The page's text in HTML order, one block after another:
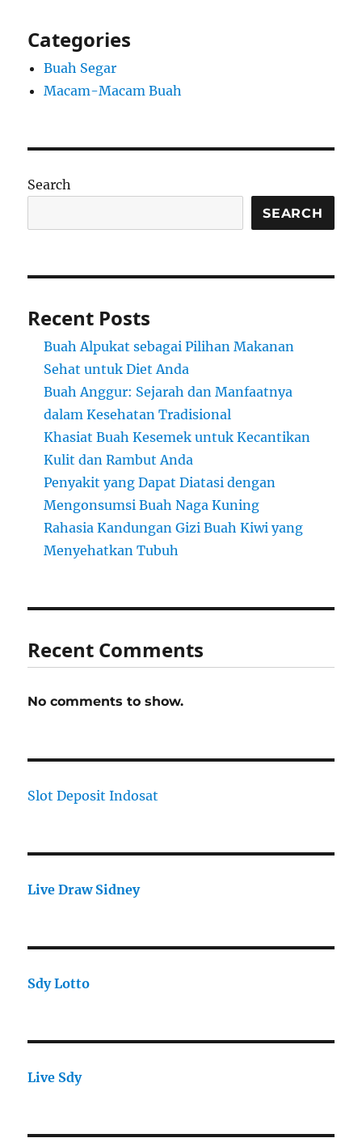
Categories
Buah Segar
Macam-Macam Buah
Search
SEARCH
Recent Posts
Buah Alpukat sebagai Pilihan Makanan
Sehat untuk Diet Anda
Buah Anggur: Sejarah dan Manfaatnya
dalam Kesehatan Tradisional
Khasiat Buah Kesemek untuk Kecantikan
Kulit dan Rambut Anda
Penyakit yang Dapat Diatasi dengan
Mengonsumsi Buah Naga Kuning
Rahasia Kandungan Gizi Buah Kiwi yang
Menyehatkan Tubuh
Recent Comments
No comments to show.
Slot Deposit Indosat
Live Draw Sidney
Sdy Lotto
Live Sdy